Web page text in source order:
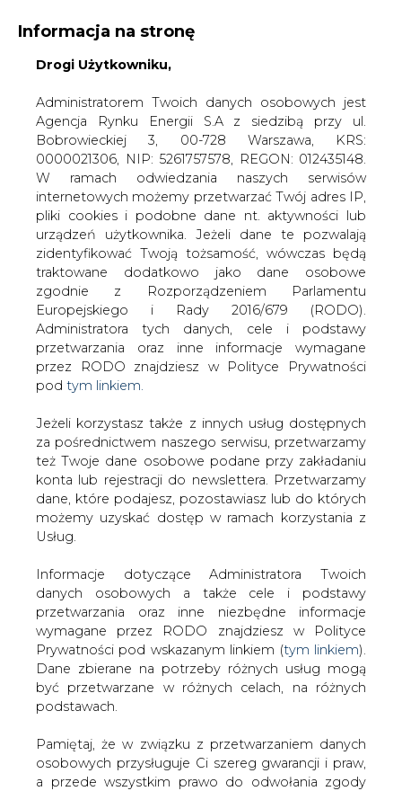
KONTAKT:
WYDAWCA PORTALU:
WYSOKI KONTRAST A A
ZALOGUJ SIĘ
WŁĄCZ CIRE.TV
Informacja na stronę
Drogi Użytkowniku,
Administratorem Twoich danych osobowych jest
Agencja Rynku Energii S.A z siedzibą przy ul.
Bobrowieckiej 3, 00-728 Warszawa, KRS:
0000021306, NIP: 5261757578, REGON: 012435148.
W ramach odwiedzania naszych serwisów
internetowych możemy przetwarzać Twój adres IP,
pliki cookies i podobne dane nt. aktywności lub
urządzeń użytkownika. Jeżeli dane te pozwalają
zidentyfikować Twoją tożsamość, wówczas będą
traktowane dodatkowo jako dane osobowe
zgodnie z Rozporządzeniem Parlamentu
Europejskiego i Rady 2016/679 (RODO).
Administratora tych danych, cele i podstawy
przetwarzania oraz inne informacje wymagane
przez RODO znajdziesz w Polityce Prywatności
pod tym linkiem.
Jeżeli korzystasz także z innych usług dostępnych
za pośrednictwem naszego serwisu, przetwarzamy
też Twoje dane osobowe podane przy zakładaniu
konta lub rejestracji do newslettera. Przetwarzamy
dane, które podajesz, pozostawiasz lub do których
możemy uzyskać dostęp w ramach korzystania z
Usług.
Informacje dotyczące Administratora Twoich
danych osobowych a także cele i podstawy
przetwarzania oraz inne niezbędne informacje
wymagane przez RODO znajdziesz w Polityce
Prywatności pod wskazanym linkiem (tym linkiem).
Dane zbierane na potrzeby różnych usług mogą
być przetwarzane w różnych celach, na różnych
podstawach.
Pamiętaj, że w związku z przetwarzaniem danych
osobowych przysługuje Ci szereg gwarancji i praw,
a przede wszystkim prawo do odwołania zgody
Strona główna RYNEK PALIW
Paliwowa akcyza
wyższa o 5 groszy
2003-04-09 00:00
skomentuj
udostępnij:
Paliwowa akcyza wyższa o 5 groszy